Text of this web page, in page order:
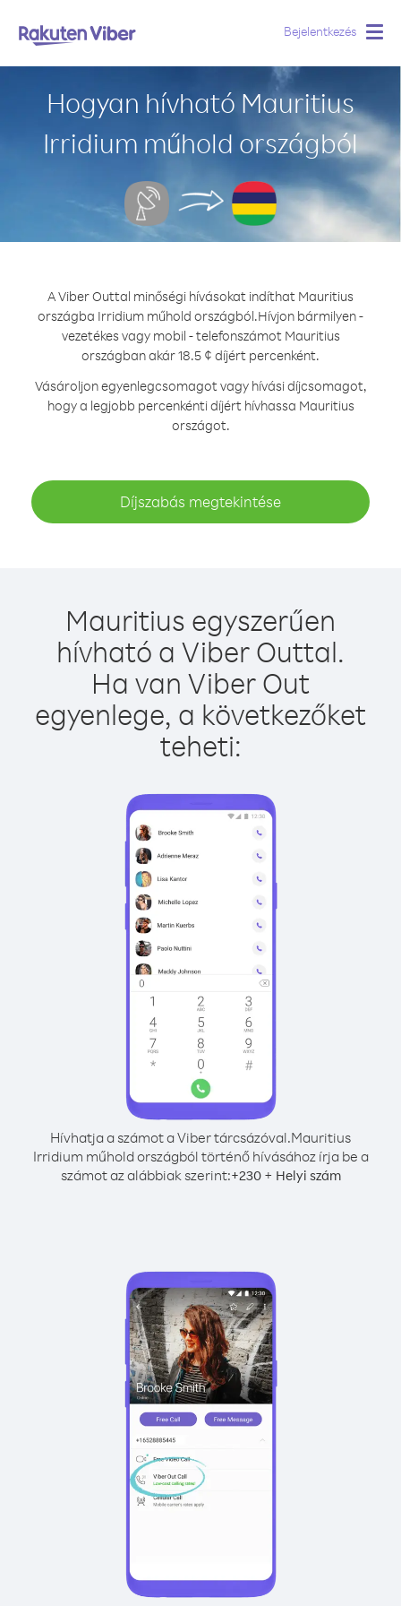
Bejelentkezés
Hogyan hívható Mauritius
Irridium műhold országból
A Viber Outtal minőségi hívásokat indíthat Mauritius
országba Irridium műhold országból.Hívjon bármilyen -
vezetékes vagy mobil - telefonszámot Mauritius
országban akár 18.5 ¢ díjért percenként.
Vásároljon egyenlegcsomagot vagy hívási díjcsomagot,
hogy a legjobb percenkénti díjért hívhassa Mauritius
országot.
Díjszabás megtekintése
Mauritius egyszerűen
hívható a Viber Outtal.
Ha van Viber Out
egyenlege, a következőket
teheti:
Hívhatja a számot a Viber tárcsázóval.Mauritius
Irridium műhold országból történő hívásához írja be a
számot az alábbiak szerint:+230+ Helyi szám